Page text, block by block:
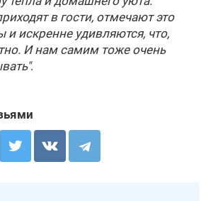
в гости, отмечают это
и искренне удивляются, что,
И нам самим тоже очень
.